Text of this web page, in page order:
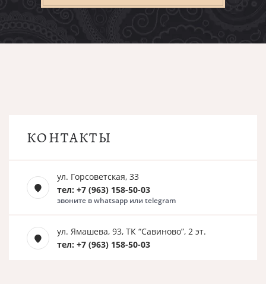
КОНТАКТЫ
ул. Горсоветская, 33
тел: +7 (963) 158-50-03
звоните в whatsapp или telegram
ул. Ямашева, 93, ТК “Савиново”, 2 эт.
тел: +7 (963) 158-50-03